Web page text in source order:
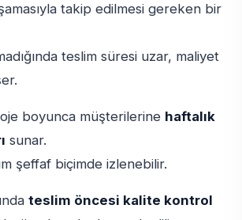
takip edilmesi gereken bir
teslim süresi uzar, maliyet
boyunca müşterilerine haftalık
sunar.
şeffaf biçimde izlenebilir.
teslim öncesi kalite kontrol